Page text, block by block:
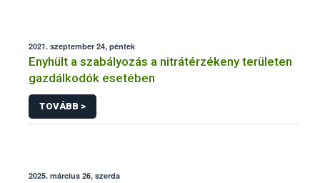
2021. szeptember 24, péntek
Enyhült a szabályozás a nitrátérzékeny területen
gazdálkodók esetében
TOVÁBB >
2025. március 26, szerda